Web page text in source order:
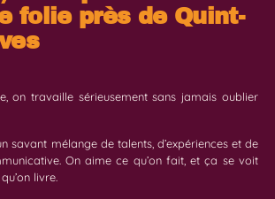
folie près de Quint-
on travaille sérieusement sans jamais oublier
savant mélange de talents, d’expériences et de
On aime ce qu’on fait, et ça se voit
livre.